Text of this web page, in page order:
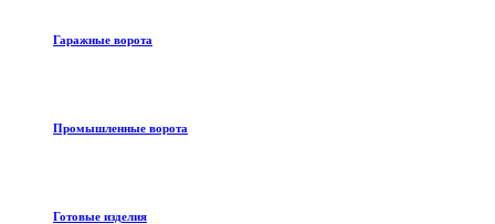
Гаражные ворота
Промышленные ворота
Готовые изделия